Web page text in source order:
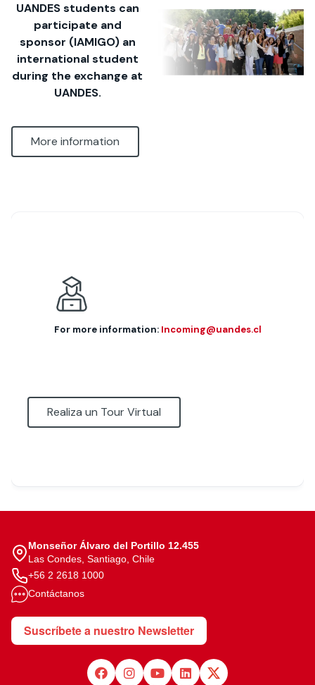
UANDES students can
participate and
sponsor (IAMIGO) an
international student
during the exchange at
UANDES.
More information
For more information: Incoming@uandes.cl
Realiza un Tour Virtual
Monseñor Álvaro del Portillo 12.455
Las Condes, Santiago, Chile
+56 2 2618 1000
Contáctanos
Suscríbete a nuestro Newsletter